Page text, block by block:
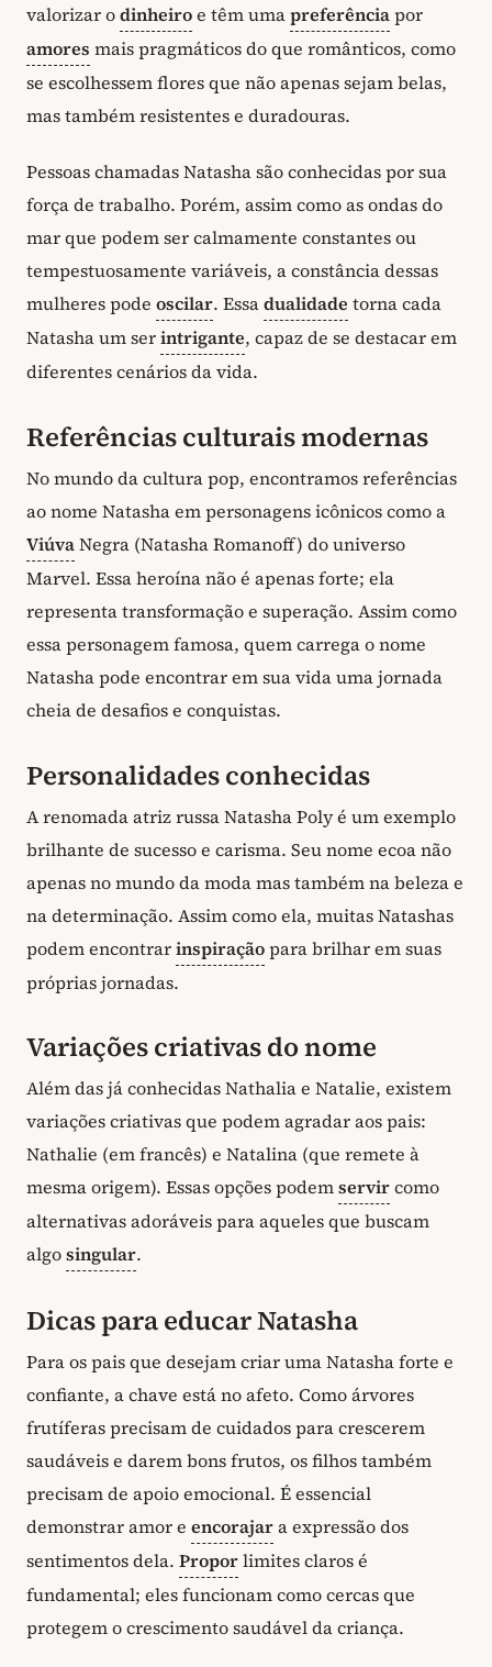
valorizar odinheiroe têm umapreferênciapor
amores mais pragmáticos do que românticos, como
se escolhessem flores que não apenas sejam belas,
mas também resistentes e duradouras.
Pessoas chamadas Natasha são conhecidas por sua
força de trabalho. Porém, assim como as ondas do
mar que podem ser calmamente constantes ou
tempestuosamente variáveis, a constância dessas
mulheres pode oscilar. Essadualidade torna cada
Natasha um serintrigante, capaz de se destacar em
diferentes cenários da vida.
Referências culturais modernas
No mundo da cultura pop, encontramos referências
ao nome Natasha em personagens icônicos como a
ViúvaNegra (Natasha Romanoff) do universo
Marvel. Essa heroína não é apenas forte; ela
representa transformação e superação. Assim como
essa personagem famosa, quem carrega o nome
Natasha pode encontrar em sua vida uma jornada
cheia de desafios e conquistas.
Personalidades conhecidas
A renomada atriz russa Natasha Poly é um exemplo
brilhante de sucesso e carisma. Seu nome ecoa não
apenas no mundo da moda mas também na beleza e
na determinação. Assim como ela, muitas Natashas
podem encontrarinspiraçãopara brilhar em suas
próprias jornadas.
Variações criativas do nome
Além das já conhecidas Nathalia e Natalie, existem
variações criativas que podem agradar aos pais:
Nathalie (em francês) e Natalina (que remete à
mesma origem). Essas opções podemservircomo
alternativas adoráveis para aqueles que buscam
algosingular.
Dicas para educar Natasha
Para os pais que desejam criar uma Natasha forte e
confiante, a chave está no afeto. Como árvores
frutíferas precisam de cuidados para crescerem
saudáveis e darem bons frutos, os filhos também
precisam de apoio emocional. É essencial
demonstrar amor e encorajara expressão dos
sentimentos dela. Proporlimites claros é
fundamental; eles funcionam como cercas que
protegem o crescimento saudável da criança.